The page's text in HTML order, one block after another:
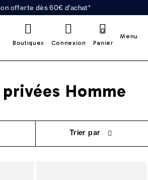
offerte dès 60€ d'achat*
Boutiques Connexion Panier
0
Menu
Homme
Trier par